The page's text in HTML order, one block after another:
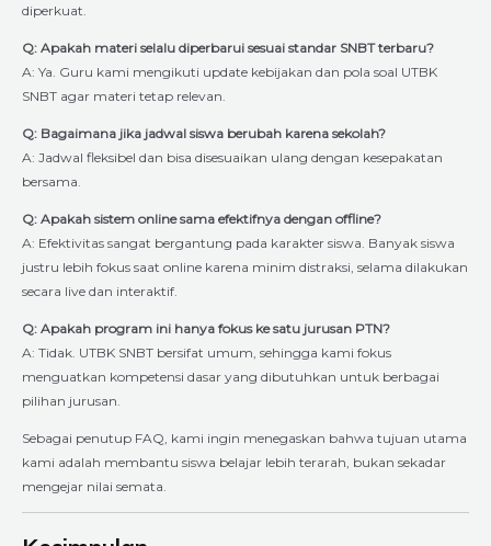
diperkuat.
Q: Apakah materi selalu diperbarui sesuai standar SNBT terbaru?
A: Ya. Guru kami mengikuti update kebijakan dan pola soal UTBK
SNBT agar materi tetap relevan.
Q: Bagaimana jika jadwal siswa berubah karena sekolah?
A: Jadwal fleksibel dan bisa disesuaikan ulang dengan kesepakatan
bersama.
Q: Apakah sistem online sama efektifnya dengan offline?
A: Efektivitas sangat bergantung pada karakter siswa. Banyak siswa
justru lebih fokus saat online karena minim distraksi, selama dilakukan
secara live dan interaktif.
Q: Apakah program ini hanya fokus ke satu jurusan PTN?
A: Tidak. UTBK SNBT bersifat umum, sehingga kami fokus
menguatkan kompetensi dasar yang dibutuhkan untuk berbagai
pilihan jurusan.
Sebagai penutup FAQ, kami ingin menegaskan bahwa tujuan utama
kami adalah membantu siswa belajar lebih terarah, bukan sekadar
mengejar nilai semata.